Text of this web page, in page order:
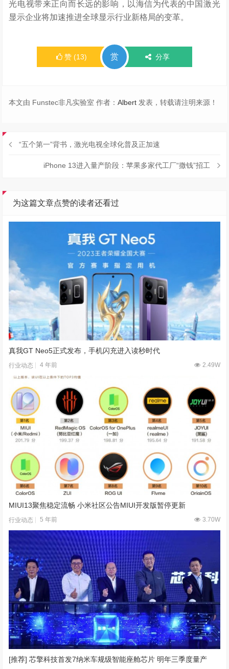
光电视带来正向而长远的影响，以海信为代表的中国激光
显示企业将加速推进全球显示行业新格局的变革。
赞 (13) 赏 分享
本文由 Funstec非凡实验室 作者：Albert 发表，转载请注明来源！
“五个第一”背书，激光电视全球化普及正加速
iPhone 13进入量产阶段：苹果多家代工厂“撒钱”招工
为这篇文章点赞的读者还看过
真我GT Neo5正式发布，手机闪充进入读秒时代
行业动态 4 年前 2.49W
MIUI13聚焦稳定流畅 小米社区公告MIUI开发版暂停更新
行业动态 5 年前 3.70W
[推荐] 芯擎科技首发7纳米车规级智能座舱芯片 明年三季度量产